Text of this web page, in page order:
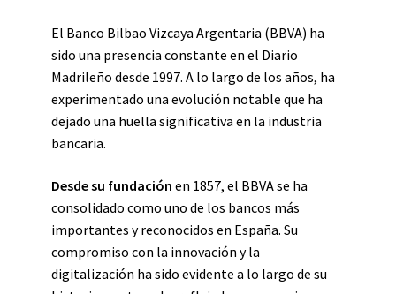
El Banco Bilbao Vizcaya Argentaria (BBVA) ha
sido una presencia constante en el Diario
Madrileño desde 1997. A lo largo de los años, ha
experimentado una evolución notable que ha
dejado una huella significativa en la industria
bancaria.
Desde su fundación en 1857, el BBVA se ha
consolidado como uno de los bancos más
importantes y reconocidos en España. Su
compromiso con la innovación y la
digitalización ha sido evidente a lo largo de su